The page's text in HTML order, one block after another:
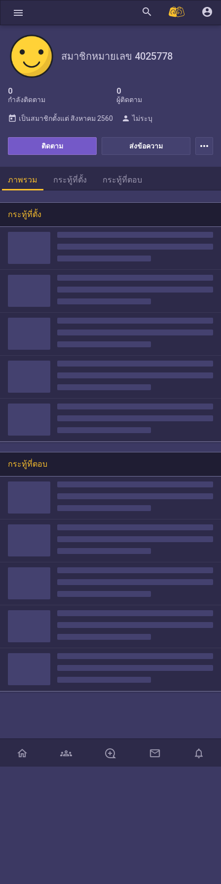
menu search account_circle
สมาชิกหมายเลข 4025778
0
กำลังติดตาม
0
ผู้ติดตาม
ส่งข้อความ
ติดตาม
today เป็นสมาชิกตั้งแต่ สิงหาคม 2560 person ไม่ระบุ
more_horiz
ภาพรวม กระทู้ที่ตั้ง กระทู้ที่ตอบ
กระทู้ที่ตั้ง
กระทู้ที่ตอบ